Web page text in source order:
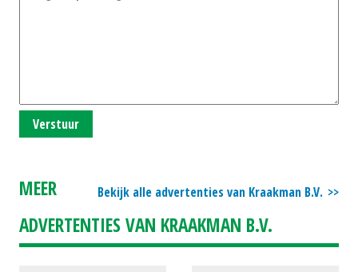
Verstuur
Bekijk alle advertenties van Kraakman B.V.
MEER
ADVERTENTIES VAN KRAAKMAN B.V.